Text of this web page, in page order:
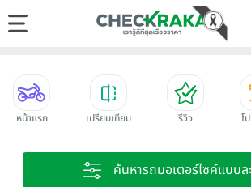
หน้าแรก เปรียบเทียบ รีวิว โ
ค้นหารถมอเตอร์ไซค์แบบล